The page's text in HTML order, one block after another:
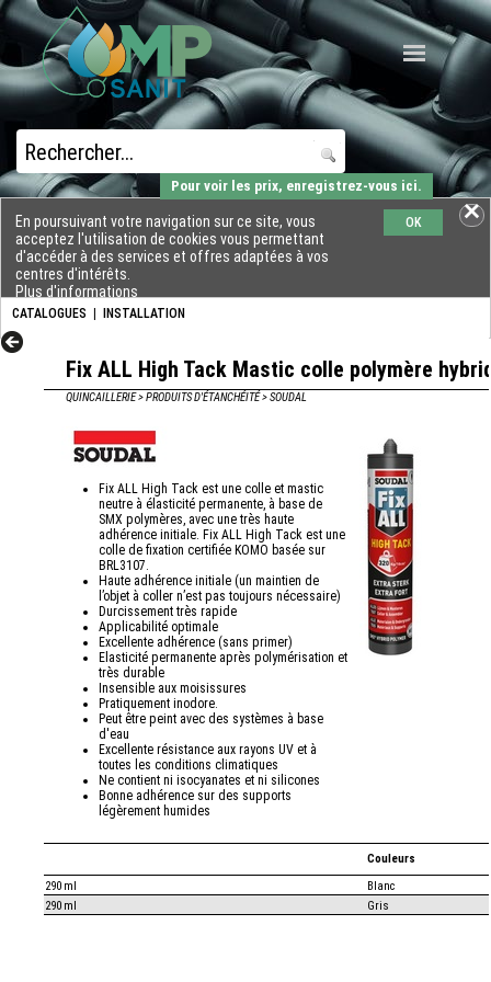
CATALOGUES INSTALLATION
En poursuivant votre navigation sur ce site, vous
acceptez l'utilisation de cookies vous permettant
d'accéder à des services et offres adaptées à vos
centres d'intérêts.
Plus d'informations
OK
Pour voir les prix, enregistrez-vous ici.